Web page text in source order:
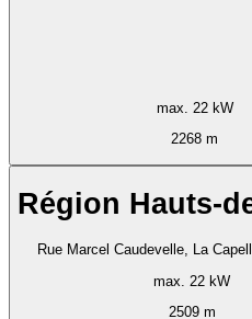
max. 22 kW
2268 m
Région Hauts-
Rue Marcel Caudevelle, La
max. 22 kW
2509 m